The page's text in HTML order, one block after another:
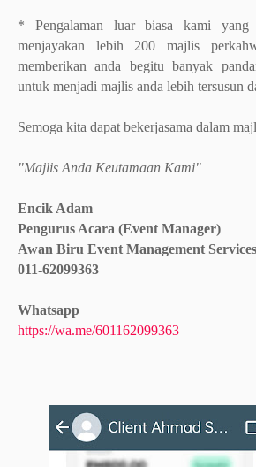
* Pengalaman luar biasa kami yang
menjayakan lebih 200 majlis
memberikan anda begitu banyak
untuk menjadi majlis anda lebih tersusun
Semoga kita dapat bekerjasama dalam
"Majlis Anda Keutamaan Kami"
Encik Adam
Pengurus Acara (Event Manager)
Awan Biru Event Management Services
011-62099363
Whatsapp
https://wa.me/601162099363